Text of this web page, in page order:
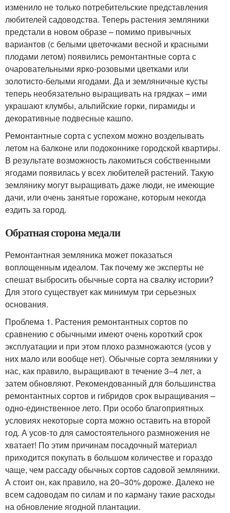
изменило не только потребительские представления
любителей садоводства. Теперь растения земляники
предстали в новом образе – помимо привычных
вариантов (с белыми цветочками весной и красными
плодами летом) появились ремонтантные сорта с
очаровательными ярко-розовыми цветками или
золотисто-белыми ягодами. Да и земляничные кусты
теперь необязательно выращивать на грядках – ими
украшают клумбы, альпийские горки, пирамиды и
декоративные подвесные кашпо.
Ремонтантные сорта с успехом можно возделывать
летом на балконе или подоконнике городской квартиры.
В результате возможность лакомиться собственными
ягодами появилась у всех любителей растений. Такую
землянику могут выращивать даже люди, не имеющие
дачи, или очень занятые горожане, которым некогда
ездить за город.
Обратная сторона медали
Ремонтантная земляника может показаться
воплощенным идеалом. Так почему же эксперты не
спешат выбросить обычные сорта на свалку истории?
Для этого существует как минимум три серьезных
основания.
Проблема 1. Растения ремонтантных сортов по
сравнению с обычными имеют очень короткий срок
эксплуатации и при этом плохо размножаются (усов у
них мало или вообще нет). Обычные сорта земляники у
нас, как правило, выращивают в течение 3–4 лет, а
затем обновляют. Рекомендованный для большинства
ремонтантных сортов и гибридов срок выращивания –
одно-единственное лето. При особо благоприятных
условиях некоторые сорта можно оставить на второй
год. А усов‑то для самостоятельного размножения не
хватает! По этим причинам посадочный материал
приходится покупать в большом количестве и гораздо
чаще, чем рассаду обычных сортов садовой земляники.
А стоит он, как правило, на 20–30% дороже. Далеко не
всем садоводам по силам и по карману такие расходы
на обновление ягодной плантации.